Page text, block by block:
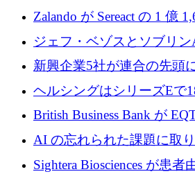
ーロを超える 60 以上のハ
Zalando が Sereact の 1 億
ーズ B に参加し、AI を活
ジェフ・ベゾスとソブリ
5,000万ドルの資金調達で
新興企業5社が連合の先頭
センサーをEUのクリーン
ヘルシングはシリーズEで
ウーバーはデリバリー・ヒ
銀行を立ち上げる
British Business Bank が
2,500 万ユーロのコミット
AI の忘れられた課題に取
プを実現: カメラロール
Sightera Biosciences が患